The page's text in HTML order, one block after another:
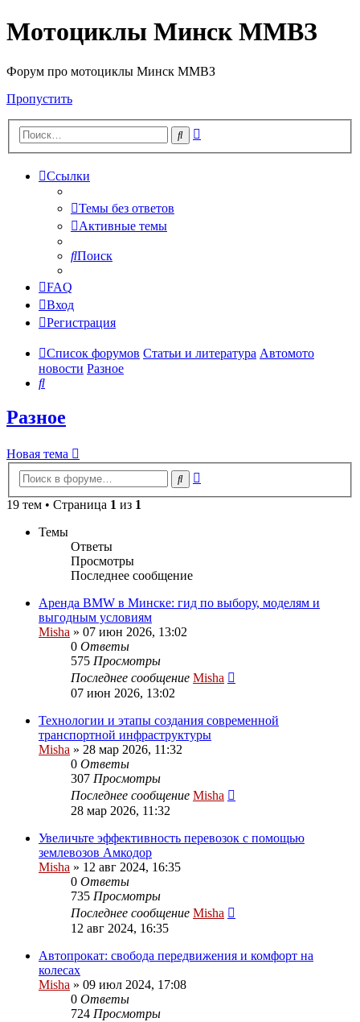
Мотоциклы Минск ММВЗ
Форум про мотоциклы Минск ММВЗ
Пропустить
Поиск
Ссылки
Темы без ответов
Активные темы
Поиск
FAQ
Вход
Регистрация
Список форумов Статьи и литература Автомото
новости Разное
Поиск
Разное
Новая тема
Поиск
19 тем • Страница 1 из 1
Темы
Ответы
Просмотры
Последнее сообщение
Аренда BMW в Минске: гид по выбору, моделям и
выгодным условиям
Misha » 07 июн 2026, 13:02
0 Ответы
575 Просмотры
Последнее сообщение Misha
07 июн 2026, 13:02
Технологии и этапы создания современной
транспортной инфраструктуры
Misha » 28 мар 2026, 11:32
0 Ответы
307 Просмотры
Последнее сообщение Misha
28 мар 2026, 11:32
Увеличьте эффективность перевозок с помощью
землевозов Амкодор
Misha » 12 авг 2024, 16:35
0 Ответы
735 Просмотры
Последнее сообщение Misha
12 авг 2024, 16:35
Автопрокат: свобода передвижения и комфорт на
колесах
Misha » 09 июл 2024, 17:08
0 Ответы
724 Просмотры